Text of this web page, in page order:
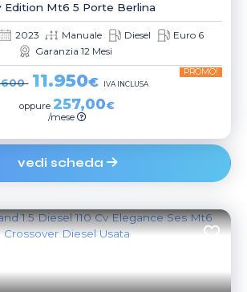
Edition Mt6 5 Porte Berlina
2023 Manuale Diesel
Euro 6
Garanzia 12 Mesi
11.950€
PROMO!
IVA INCLUSA
oppure 257,00€
/mese
vedi scheda